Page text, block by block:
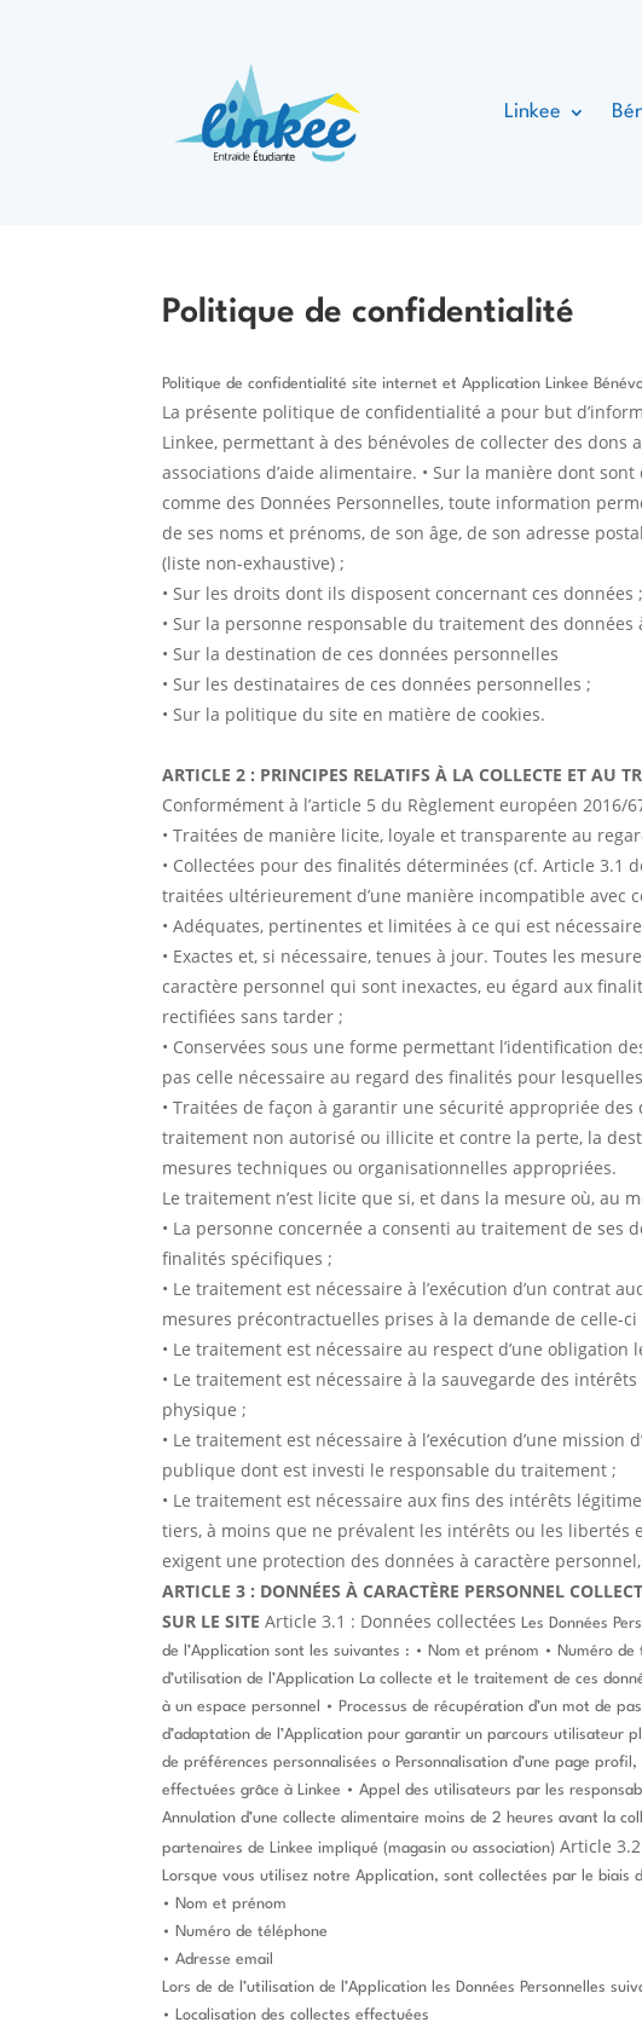
Linkee
Politique de confidentialité
Politique de confidentialité site internet et Application Linkee
La présente politique de confidentialité a pour but
Linkee, permettant à des bénévoles de collecter des
associations d’aide alimentaire. • Sur la manière dont
comme des Données Personnelles, toute information
de ses noms et prénoms, de son âge, de son adresse
(liste non-exhaustive) ;
• Sur les droits dont ils disposent concernant ces données ;
• Sur la personne responsable du traitement des
• Sur la destination de ces données personnelles
• Sur les destinataires de ces données personnelles ;
• Sur la politique du site en matière de cookies.
ARTICLE 2 : PRINCIPES RELATIFS À LA COLLECTE ET AU
Conformément à l’article 5 du Règlement européen 2016/
• Traitées de manière licite, loyale et transparente au
• Collectées pour des finalités déterminées (cf. Article 3.1
traitées ultérieurement d’une manière incompatible avec
• Adéquates, pertinentes et limitées à ce qui est
• Exactes et, si nécessaire, tenues à jour. Toutes les
caractère personnel qui sont inexactes, eu égard aux
rectifiées sans tarder ;
• Conservées sous une forme permettant l’identification
pas celle nécessaire au regard des finalités pour
• Traitées de façon à garantir une sécurité appropriée
traitement non autorisé ou illicite et contre la perte, la
mesures techniques ou organisationnelles appropriées.
Le traitement n’est licite que si, et dans la mesure où, au
• La personne concernée a consenti au traitement de
finalités spécifiques ;
• Le traitement est nécessaire à l’exécution d’un contrat
mesures précontractuelles prises à la demande de celle-ci
• Le traitement est nécessaire au respect d’une
• Le traitement est nécessaire à la sauvegarde des
physique ;
• Le traitement est nécessaire à l’exécution d’une mission
publique dont est investi le responsable du traitement ;
• Le traitement est nécessaire aux fins des intérêts
tiers, à moins que ne prévalent les intérêts ou les
exigent une protection des données à caractère
ARTICLE 3 : DONNÉES À CARACTÈRE PERSONNEL
SUR LE SITE Article 3.1 : Données collectées Les Données
de l’Application sont les suivantes : • Nom et prénom • Numéro de
d’utilisation de l’Application La collecte et le traitement de ces
à un espace personnel
• Processus de récupération d’un mot de
d’adaptation de l’Application pour garantir un parcours utilisateur
de préférences personnalisées o Personnalisation d’une page
effectuées grâce à Linkee • Appel des utilisateurs par les
Annulation d’une collecte alimentaire moins de 2 heures avant la
partenaires de Linkee impliqué (magasin ou association) Article
Lorsque vous utilisez notre Application, sont collectées par le biais
• Nom et prénom
• Numéro de téléphone
• Adresse email
Lors de de l’utilisation de l’Application les Données Personnelles
• Localisation des collectes effectuées